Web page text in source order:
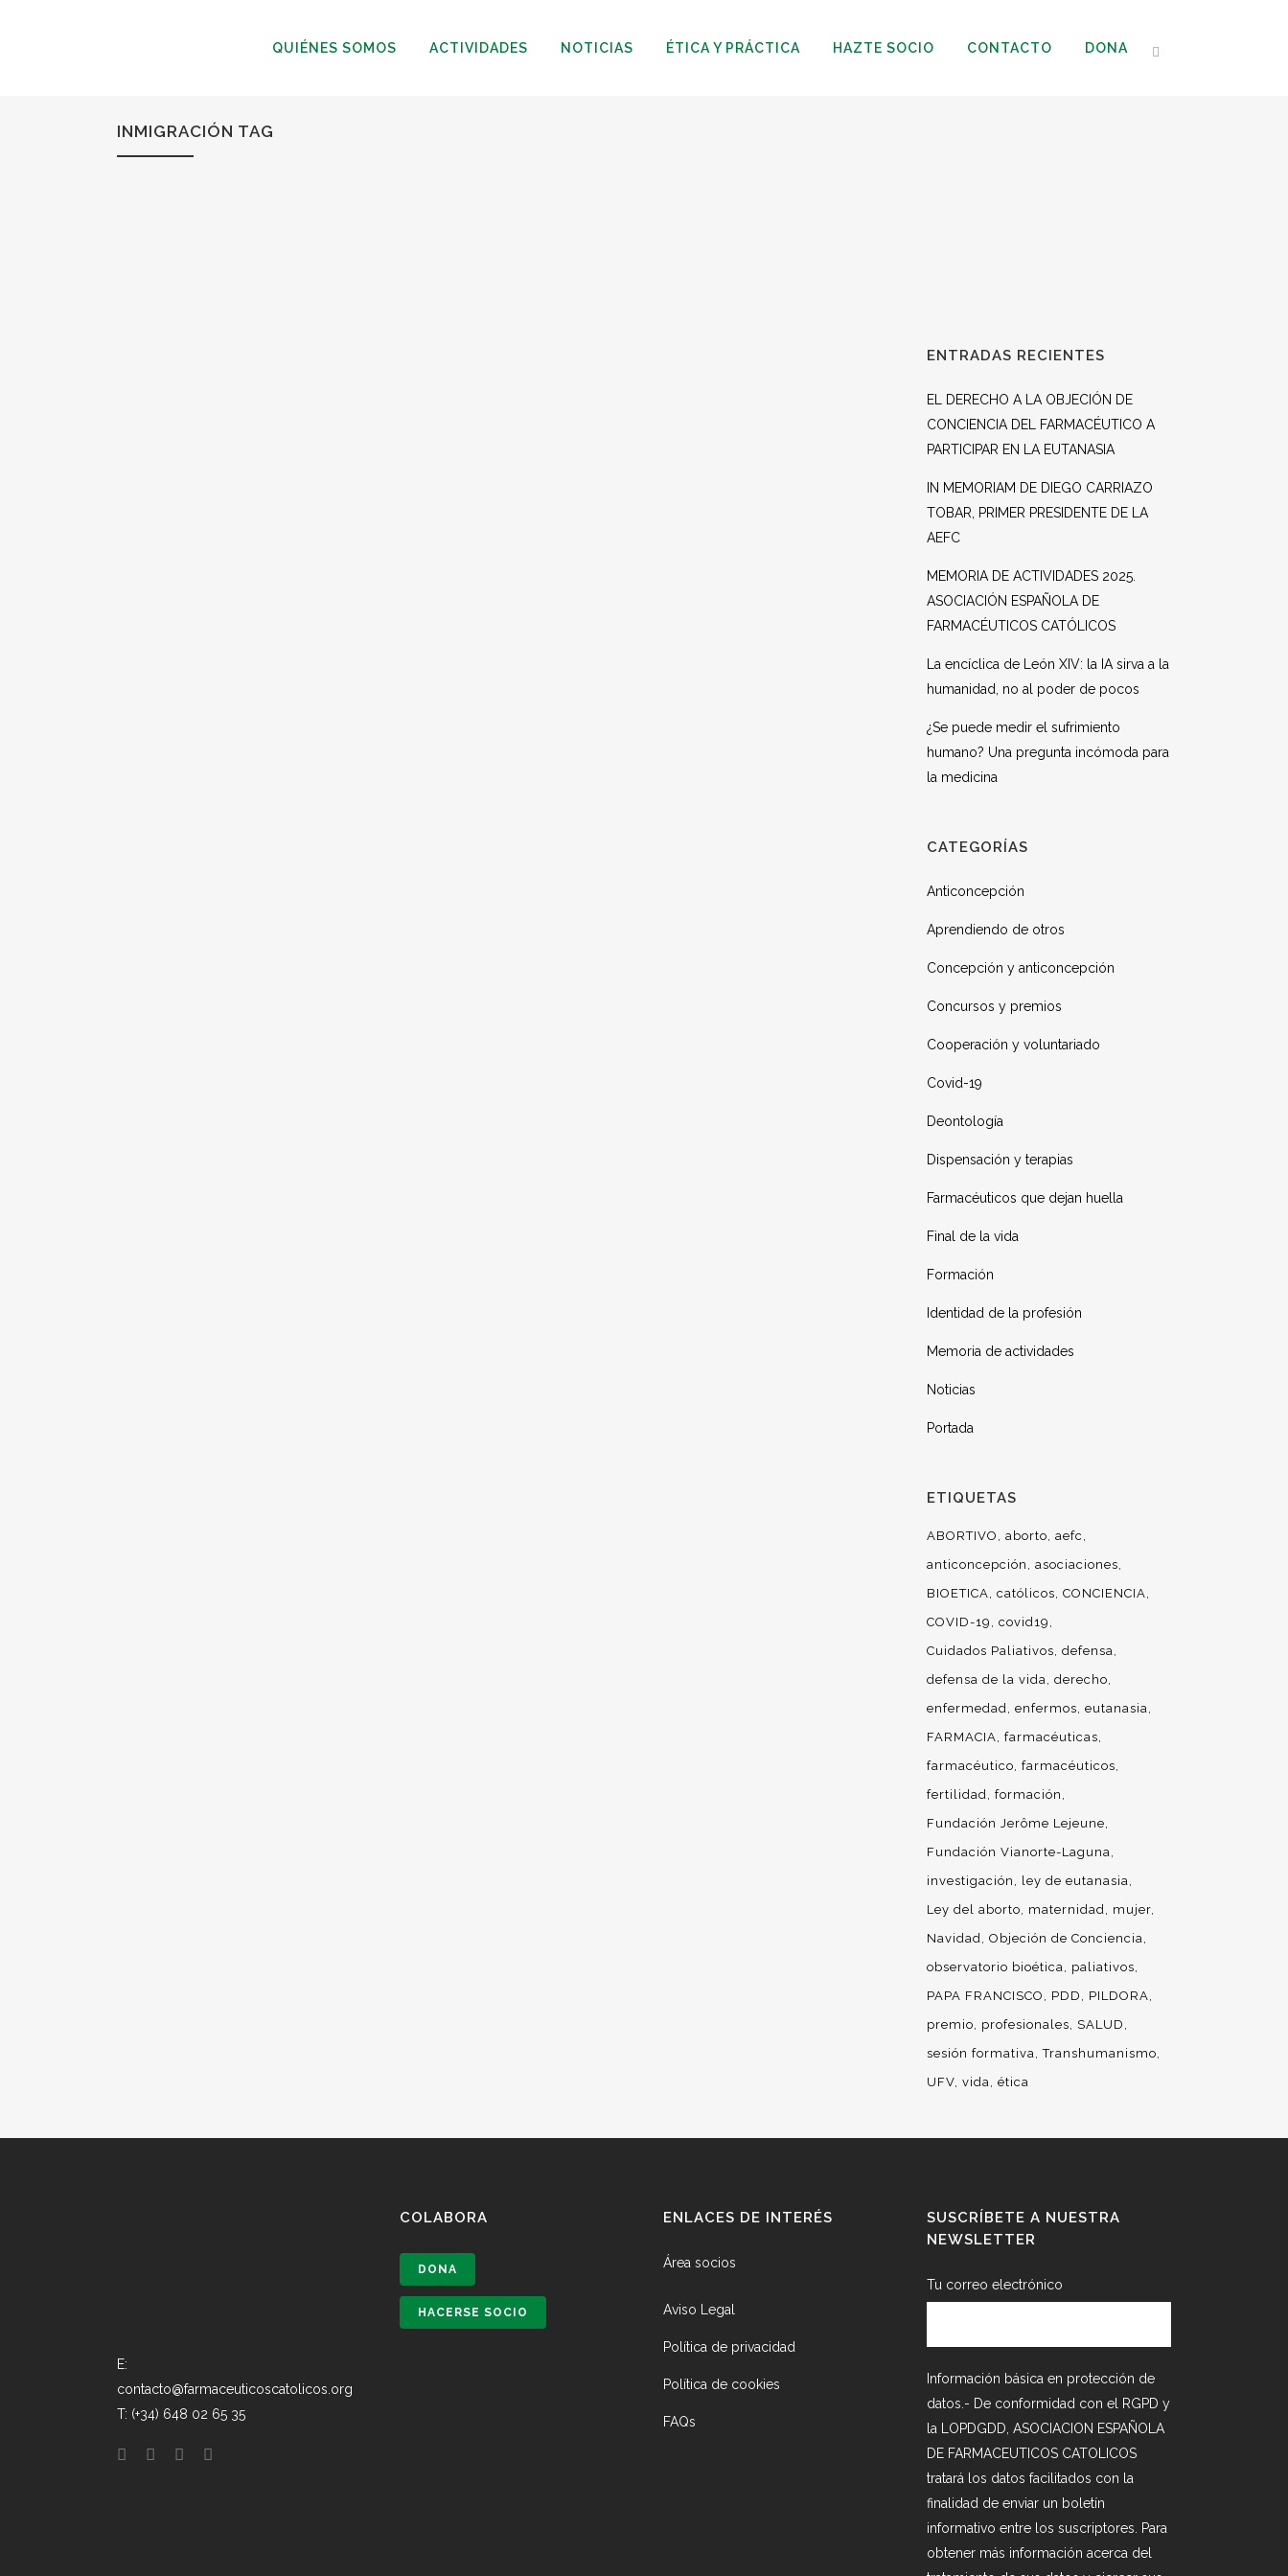
QUIÉNES SOMOS ACTIVIDADES NOTICIAS ÉTICA Y PRÁCTICA HAZTE SOCIO CONTACTO DONA
INMIGRACIÓN TAG
ENTRADAS RECIENTES
EL DERECHO A LA OBJECIÓN DE
CONCIENCIA DEL FARMACÉUTICO A
PARTICIPAR EN LA EUTANASIA
IN MEMORIAM DE DIEGO CARRIAZO
TOBAR, PRIMER PRESIDENTE DE LA
AEFC
MEMORIA DE ACTIVIDADES 2025.
ASOCIACIÓN ESPAÑOLA DE
FARMACÉUTICOS CATÓLICOS
La encíclica de León XIV: la IA sirva a la
humanidad, no al poder de pocos
¿Se puede medir el sufrimiento
humano? Una pregunta incómoda para
la medicina
CATEGORÍAS
Anticoncepción
Aprendiendo de otros
Concepción y anticoncepción
Concursos y premios
Cooperación y voluntariado
Covid-19
Deontología
Dispensación y terapias
Farmacéuticos que dejan huella
Final de la vida
Formación
Identidad de la profesión
Memoria de actividades
Noticias
Portada
ETIQUETAS
ABORTIVO aborto aefc
anticoncepción
asociaciones
BIOETICA católicos CONCIENCIA
COVID-19
covid19
Cuidados Paliativos defensa
defensa de la vida derecho
enfermedad enfermos eutanasia
FARMACIA farmacéuticas
farmacéutico farmacéuticos
fertilidad formación
Fundación Jerôme Lejeune
Fundación Vianorte-Laguna
investigación
ley de eutanasia
Ley del aborto
maternidad
mujer
Navidad Objeción de Conciencia
observatorio bioética
paliativos
PAPA FRANCISCO
PDD
PILDORA
premio
profesionales
SALUD
sesión formativa Transhumanismo
UFV vida ética
E:
contacto@farmaceuticoscatolicos.org
T: (+34) 648 02 65 35
COLABORA
DONA
HACERSE SOCIO
ENLACES DE INTERÉS
Área socios
Aviso Legal
Política de privacidad
Política de cookies
FAQs
SUSCRÍBETE A NUESTRA
NEWSLETTER
Tu correo electrónico
Información básica en protección de
datos.- De conformidad con el RGPD y
la LOPDGDD, ASOCIACION ESPAÑOLA
DE FARMACEUTICOS CATOLICOS
tratará los datos facilitados con la
finalidad de enviar un boletín
informativo entre los suscriptores. Para
obtener más información acerca del